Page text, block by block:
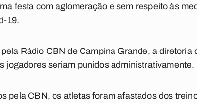
festa com aglomeração e sem respeito às
19.
Rádio CBN de Campina Grande, a diretoria
jogadores seriam punidos administrativamente.
pela CBN, os atletas foram afastados dos